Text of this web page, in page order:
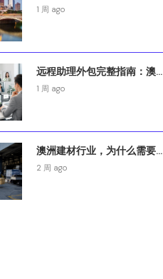
1 周 ago
远程助理外包完整指南：澳...
1 周 ago
澳洲建材行业，为什么需要...
2 周 ago